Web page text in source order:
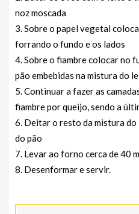
noz moscada
3. Sobre o papel vegetal
forrando o fundo e os lados
4. Sobre o fiambre colocar no
pão embebidas na mistura do
5. Continuar a fazer as
fiambre por queijo, sendo a
6. Deitar o resto da mistura
do pão
7. Levar ao forno cerca de 40
8. Desenformar e servir.